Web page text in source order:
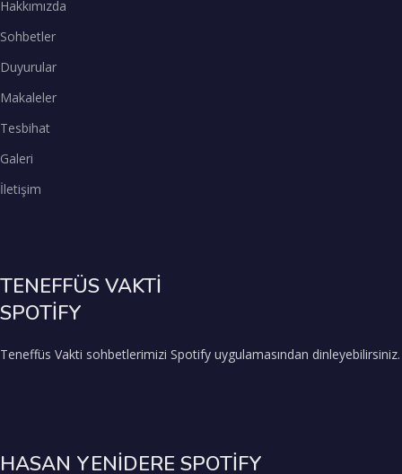
Hakkımızda
Sohbetler
Duyurular
Makaleler
Tesbihat
Galeri
İletişim
TENEFFÜS VAKTİ
SPOTİFY
Teneffüs Vakti sohbetlerimizi Spotify uygulamasından dinleyebilirsiniz.
HASAN YENİDERE SPOTİFY